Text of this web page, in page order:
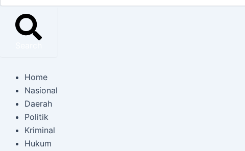
Home
Nasional
Daerah
Politik
Kriminal
Hukum